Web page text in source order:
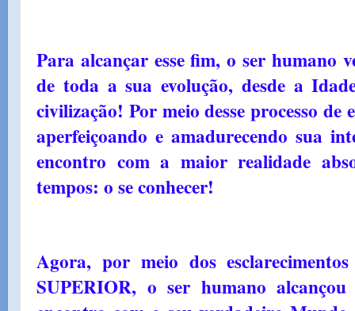
Para alcançar esse fim, o ser humano
de toda a sua evolução, desde a
civilização! Por meio desse processo de
aperfeiçoando e amadurecendo sua
encontro com a maior realidade
tempos: o se conhecer!
Agora, por meio dos
SUPERIOR, o ser humano